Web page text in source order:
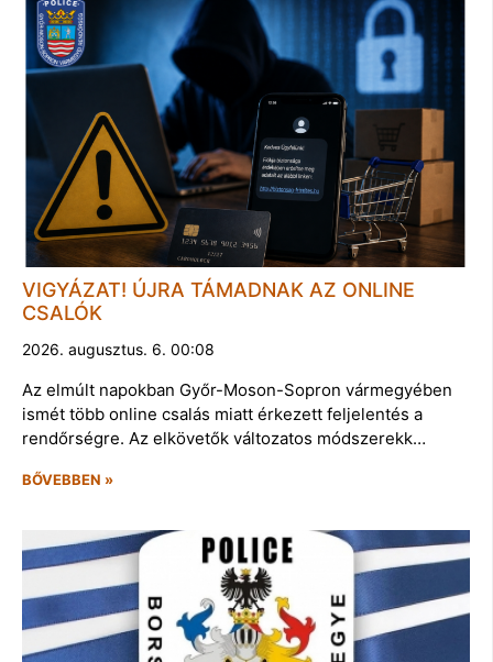
VIGYÁZAT! ÚJRA TÁMADNAK AZ ONLINE
CSALÓK
2026. augusztus. 6. 00:08
Az elmúlt napokban Győr-Moson-Sopron vármegyében
ismét több online csalás miatt érkezett feljelentés a
rendőrségre. Az elkövetők változatos módszerekk…
BŐVEBBEN »